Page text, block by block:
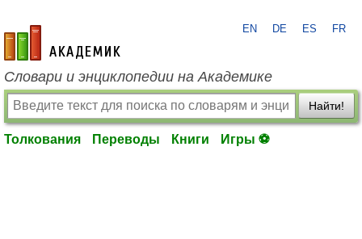
academic.ru
EN DE ES FR
Словари и энциклопедии на Академике
Найти!
Толкования Переводы Книги Игры ⚽